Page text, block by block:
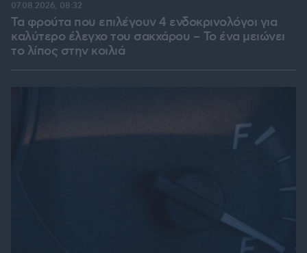
Τα φρούτα που επιλέγουν 4 ενδοκρινολόγοι για
καλύτερο έλεγχο του σακχάρου – Το ένα μειώνει
το λίπος στην κοιλιά
07.08.2026, 08:32